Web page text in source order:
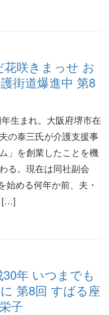
咲きまっせ お
街道爆進中 第8
生まれ。大阪府堺市在
の泰三氏が介護支援事
」を創業したことを機
る。現在は同社副会
める何年か前、夫・
[…]
年 いつまでも
第8回 すばる座
子